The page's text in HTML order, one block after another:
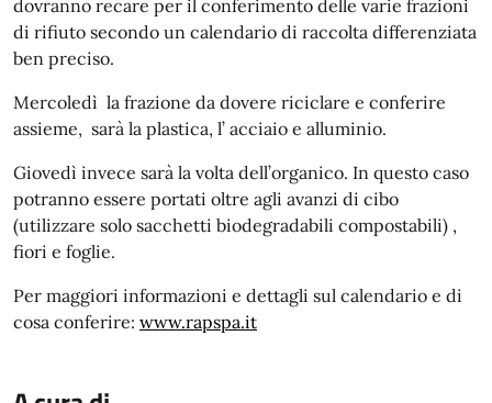
dovranno recare per il conferimento delle varie frazioni
di rifiuto secondo un calendario di raccolta differenziata
ben preciso.
Mercoledì la frazione da dovere riciclare e conferire
assieme, sarà la plastica, l’ acciaio e alluminio.
Giovedì invece sarà la volta dell’organico. In questo caso
potranno essere portati oltre agli avanzi di cibo
(utilizzare solo sacchetti biodegradabili compostabili) ,
fiori e foglie.
Per maggiori informazioni e dettagli sul calendario e di
cosa conferire: www.rapspa.it